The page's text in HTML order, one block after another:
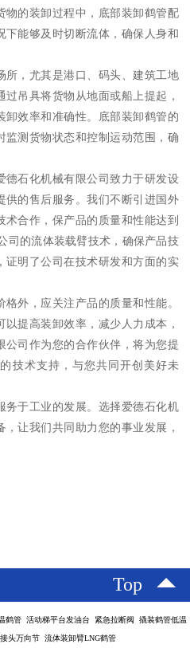
物的装卸过程中，底部装卸鹤管配
下能够及时切断流体，确保人身和
所，尤其是港口、码头、建筑工地
吊具将货物从地面或船上提起，
效率和准确性。底部装卸鹤管的
监测货物状态和控制运动范围，确
德石化机械有限公司致力于研发设
供的售后服务。我们不断引进国外
合作，保产品的质量和性能达到
司的流体装载臂技术，确保产品技
证明了公司在技术研发和方面的实
外，应关注产品的质量和性能。
提高装卸效率，减少人力成本，
公司作为您的合作伙伴，将为您提
技术支持，与您共同开创美好未
务于工业的发展。选择爱德石化机
让我们共同助力您的事业发展，
Top
鹤管 活动梯平台发油台 紧急拉断阀 撬装鹤管低温
头万向节 流体装卸臂LNG鹤管